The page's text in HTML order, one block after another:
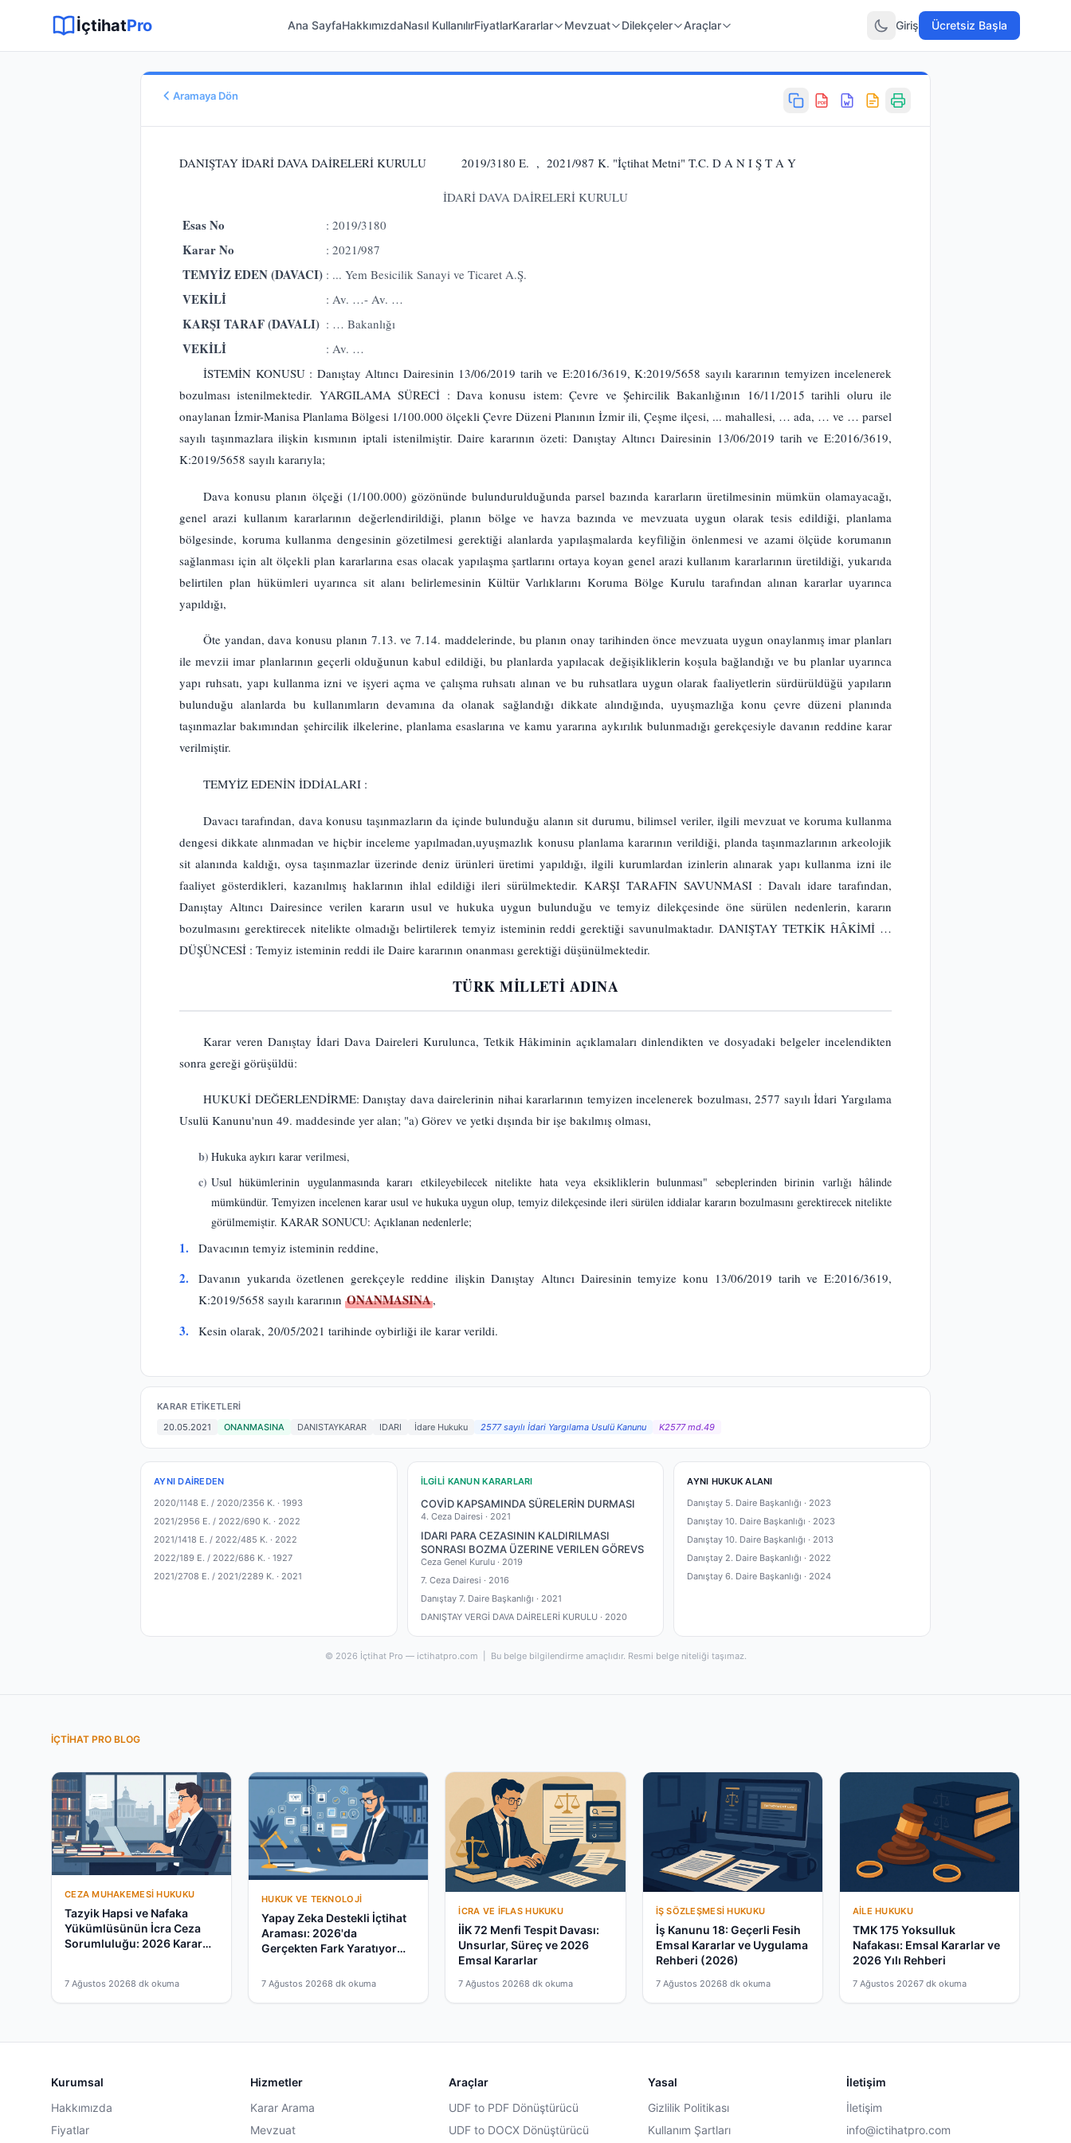
İçtihatPro Ana SayfaHakkımızdaNasıl KullanılırFiyatlarKararlar Mevzuat Dilekçeler Araçlar Giriş Ücretsiz Başla
Aramaya Dön
PDF
20.05.2021
Karar Sonucu
ONANMASINA
Hukuk Alanı
İdare Hukuku
DANIŞTAY İDARİ DAVA DAİRELERİ KURULU 2019/3180 E. , 2021/987 K. "İçtihat Metni" T.C. D A N I Ş T A Y
İDARİ DAVA DAİRELERİ KURULU
Esas No : 2019/3180
Karar No : 2021/987
TEMYİZ EDEN (DAVACI) : ... Yem Besicilik Sanayi ve Ticaret A.Ş.
VEKİLİ : Av. …- Av. …
KARŞI TARAF (DAVALI) : … Bakanlığı
VEKİLİ
: Av. …
İSTEMİN KONUSU : Danıştay Altıncı Dairesinin 13/06/2019 tarih ve E:2016/3619, K:2019/5658 sayılı kararının temyizen incelenerek
bozulması istenilmektedir. YARGILAMA SÜRECİ : Dava konusu istem: Çevre ve Şehircilik Bakanlığının 16/11/2015 tarihli oluru ile
onaylanan İzmir-Manisa Planlama Bölgesi 1/100.000 ölçekli Çevre Düzeni Planının İzmir ili, Çeşme ilçesi, ... mahallesi, … ada, … ve … parsel
sayılı taşınmazlara ilişkin kısmının iptali istenilmiştir. Daire kararının özeti: Danıştay Altıncı Dairesinin 13/06/2019 tarih ve E:2016/3619,
K:2019/5658 sayılı kararıyla;
Dava konusu planın ölçeği (1/100.000) gözönünde bulundurulduğunda parsel bazında kararların üretilmesinin mümkün olamayacağı,
genel arazi kullanım kararlarının değerlendirildiği, planın bölge ve havza bazında ve mevzuata uygun olarak tesis edildiği, planlama
bölgesinde, koruma kullanma dengesinin gözetilmesi gerektiği alanlarda yapılaşmalarda keyfiliğin önlenmesi ve azami ölçüde korumanın
sağlanması için alt ölçekli plan kararlarına esas olacak yapılaşma şartlarını ortaya koyan genel arazi kullanım kararlarının üretildiği, yukarıda
belirtilen plan hükümleri uyarınca sit alanı belirlemesinin Kültür Varlıklarını Koruma Bölge Kurulu tarafından alınan kararlar uyarınca
yapıldığı,
Öte yandan, dava konusu planın 7.13. ve 7.14. maddelerinde, bu planın onay tarihinden önce mevzuata uygun onaylanmış imar planları
ile mevzii imar planlarının geçerli olduğunun kabul edildiği, bu planlarda yapılacak değişikliklerin koşula bağlandığı ve bu planlar uyarınca
yapı ruhsatı, yapı kullanma izni ve işyeri açma ve çalışma ruhsatı alınan ve bu ruhsatlara uygun olarak faaliyetlerin sürdürüldüğü yapıların
bulunduğu alanlarda bu kullanımların devamına da olanak sağlandığı dikkate alındığında, uyuşmazlığa konu çevre düzeni planında
taşınmazlar bakımından şehircilik ilkelerine, planlama esaslarına ve kamu yararına aykırılık bulunmadığı gerekçesiyle davanın reddine karar
verilmiştir.
TEMYİZ EDENİN İDDİALARI :
Davacı tarafından, dava konusu taşınmazların da içinde bulunduğu alanın sit durumu, bilimsel veriler, ilgili mevzuat ve koruma kullanma
dengesi dikkate alınmadan ve hiçbir inceleme yapılmadan,uyuşmazlık konusu planlama kararının verildiği, planda taşınmazlarının arkeolojik
sit alanında kaldığı, oysa taşınmazlar üzerinde deniz ürünleri üretimi yapıldığı, ilgili kurumlardan izinlerin alınarak yapı kullanma izni ile
faaliyet gösterdikleri, kazanılmış haklarının ihlal edildiği ileri sürülmektedir. KARŞI TARAFIN SAVUNMASI : Davalı idare tarafından,
Danıştay Altıncı Dairesince verilen kararın usul ve hukuka uygun bulunduğu ve temyiz dilekçesinde öne sürülen nedenlerin, kararın
bozulmasını gerektirecek nitelikte olmadığı belirtilerek temyiz isteminin reddi gerektiği savunulmaktadır. DANIŞTAY TETKİK HÂKİMİ …
DÜŞÜNCESİ : Temyiz isteminin reddi ile Daire kararının onanması gerektiği düşünülmektedir.
TÜRK MİLLETİ ADINA
Karar veren Danıştay İdari Dava Daireleri Kurulunca, Tetkik Hâkiminin açıklamaları dinlendikten ve dosyadaki belgeler incelendikten
sonra gereği görüşüldü:
HUKUKİ DEĞERLENDİRME: Danıştay dava dairelerinin nihai kararlarının temyizen incelenerek bozulması, 2577 sayılı İdari Yargılama
Usulü Kanunu'nun 49. maddesinde yer alan; "a) Görev ve yetki dışında bir işe bakılmış olması,
b) Hukuka aykırı karar verilmesi,
c) Usul hükümlerinin uygulanmasında kararı etkileyebilecek nitelikte hata veya eksikliklerin bulunması" sebeplerinden birinin varlığı hâlinde
mümkündür. Temyizen incelenen karar usul ve hukuka uygun olup, temyiz dilekçesinde ileri sürülen iddialar kararın bozulmasını gerektirecek nitelikte
görülmemiştir. KARAR SONUCU: Açıklanan nedenlerle;
1. Davacının temyiz isteminin reddine,
2.
Davanın yukarıda özetlenen gerekçeyle reddine ilişkin Danıştay Altıncı Dairesinin temyize konu 13/06/2019 tarih ve E:2016/3619,
K:2019/5658 sayılı kararının ONANMASINA,
3. Kesin olarak, 20/05/2021 tarihinde oybirliği ile karar verildi.
KARAR ETIKETLERI
20.05.2021
ONANMASINA DANISTAYKARAR IDARI İdare Hukuku 2577 sayılı İdari Yargılama Usulü Kanunu K2577 md.49
AYNI DAIREDEN
2020/1148 E. / 2020/2356 K. · 1993
2021/2956 E. / 2022/690 K. · 2022
2021/1418 E. / 2022/485 K. · 2022
2022/189 E. / 2022/686 K. · 1927
2021/2708 E. / 2021/2289 K. · 2021
İLGILI KANUN KARARLARI
COVİD KAPSAMINDA SÜRELERİN DURMASI
4. Ceza Dairesi · 2021
IDARI PARA CEZASININ KALDIRILMASI
SONRASI BOZMA ÜZERINE VERILEN GÖREVS
Ceza Genel Kurulu · 2019
7. Ceza Dairesi · 2016
Danıştay 7. Daire Başkanlığı · 2021
DANIŞTAY VERGİ DAVA DAİRELERİ KURULU · 2020
AYNI HUKUK ALANI
Danıştay 5. Daire Başkanlığı · 2023
Danıştay 10. Daire Başkanlığı · 2023
Danıştay 10. Daire Başkanlığı · 2013
Danıştay 2. Daire Başkanlığı · 2022
Danıştay 6. Daire Başkanlığı · 2024
© 2026 İçtihat Pro — ictihatpro.com | Bu belge bilgilendirme amaçlıdır. Resmi belge niteliği taşımaz.
İÇTIHAT PRO BLOG
CEZA MUHAKEMESI HUKUKU
Tazyik Hapsi ve Nafaka
Yükümlüsünün İcra Ceza
Sorumluluğu: 2026 Karar
7 Ağustos 20268 dk okuma
HUKUK VE TEKNOLOJI
Yapay Zeka Destekli İçtihat
Araması: 2026'da
Gerçekten Fark Yaratıyor
7 Ağustos 20268 dk okuma
İCRA VE İFLAS HUKUKU
İİK 72 Menfi Tespit Davası:
Unsurlar, Süreç ve 2026
Emsal Kararlar
7 Ağustos 20268 dk okuma
İŞ SÖZLEŞMESI HUKUKU
İş Kanunu 18: Geçerli Fesih
Emsal Kararlar ve Uygulama
Rehberi (2026)
7 Ağustos 20268 dk okuma
AILE HUKUKU
TMK 175 Yoksulluk
Nafakası: Emsal Kararlar ve
2026 Yılı Rehberi
7 Ağustos 20267 dk okuma
Kurumsal
Hakkımızda
Fiyatlar
Hizmetler
Karar Arama
Mevzuat
Araçlar
UDF to PDF Dönüştürücü
UDF to DOCX Dönüştürücü
Yasal
Gizlilik Politikası
Kullanım Şartları
İletişim
İletişim
info@ictihatpro.com